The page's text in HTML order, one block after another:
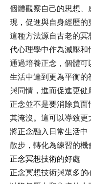
個體觀察自己的思想
現，促進與自身經歷的
這種方法源自古老的
代心理學中作為減壓和
通過培養正念，個體
生活中達到更為平衡
與同情，進而促進更健
正念並不是要消除負
其淹沒。這可以導致更
將正念融入日常生活
散步，轉化為練習的機
正念冥想技術的好處
正念冥想技術與眾多